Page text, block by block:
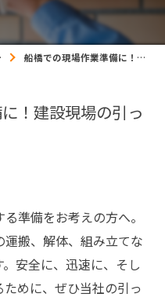
船橋での現場作業準備に！建設現場の引っ越し支援はこちら
！建設現場の引っ
準備をお考えの方へ。
搬、解体、組み立てな
安全に、迅速に、そし
めに、ぜひ当社の引っ